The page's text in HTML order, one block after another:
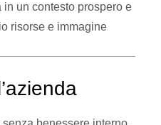
in un contesto prospero e
risorse e immagine
azienda